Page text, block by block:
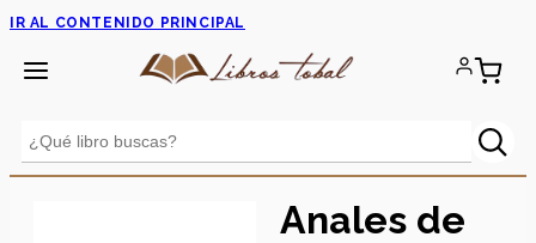
IR AL CONTENIDO PRINCIPAL
Anales de